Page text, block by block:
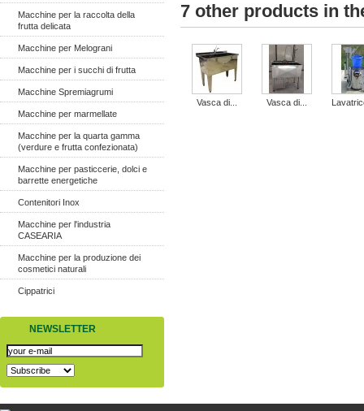
Macchine per la raccolta della
frutta delicata
Macchine per Melograni
Macchine per i succhi di frutta
Macchine Spremiagrumi
Macchine per marmellate
Macchine per la quarta gamma
(verdure e frutta confezionata)
Macchine per pasticcerie, dolci e
barrette energetiche
Contenitori Inox
Macchine per l'industria
CASEARIA
Macchine per la produzione dei
cosmetici naturali
Cippatrici
NEWSLETTER
7 other products in
Vasca di... Vasca di...